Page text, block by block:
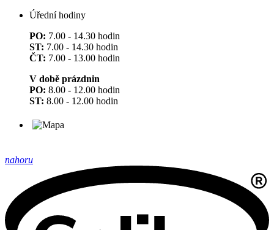
Úřední hodiny
PO: 7.00 - 14.30 hodin
ST: 7.00 - 14.30 hodin
ČT: 7.00 - 13.00 hodin
V době prázdnin
PO: 8.00 - 12.00 hodin
ST: 8.00 - 12.00 hodin
nahoru